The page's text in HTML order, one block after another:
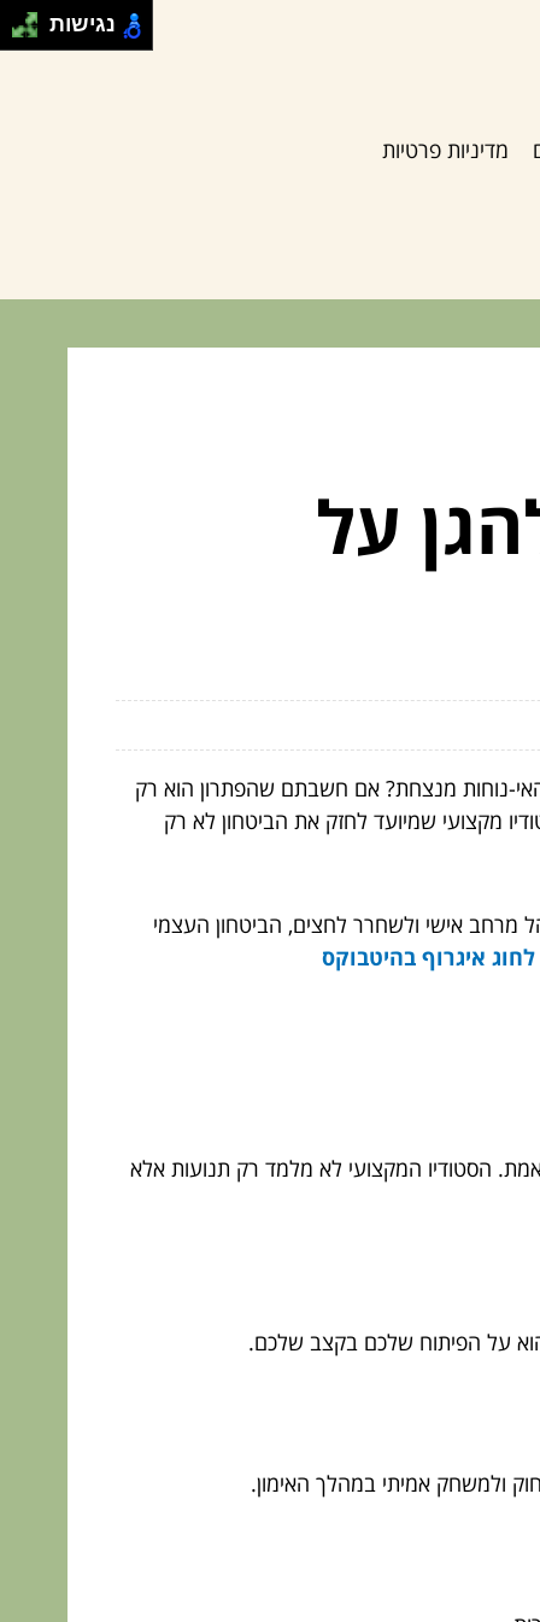
מדיניות פרטיות
על
נוחות מנצחת? אם חשבתם שהפתרון הוא רק
מקצועי שמיועד לחזק את הביטחון לא רק
מרחב אישי ולשחרר לחצים, הביטחון העצמי
איגרוף בהיטבוקס
הסטודיו המקצועי לא מלמד רק תנועות אלא
הוא על הפיתוח שלכם בקצב שלכם.
ולמשחק אמיתי במהלך האימון.
נגישות